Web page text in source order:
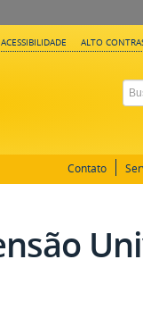
ACESSIBILIDADE ALTO
Contato